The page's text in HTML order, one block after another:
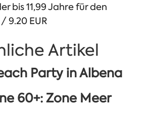
bis 11,99 Jahre für den
9.20 EUR
Artikel
Party in Albena
60+: Zone Meer